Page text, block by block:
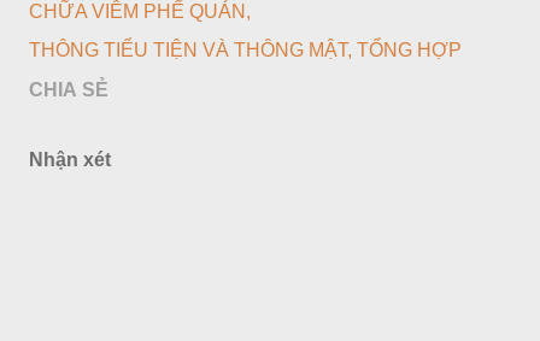
CHỮA VIÊM PHẾ QUẢN
THÔNG TIỂU TIỆN VÀ THÔNG MẬT TỔNG HỢP
CHIA SẺ
Nhận xét